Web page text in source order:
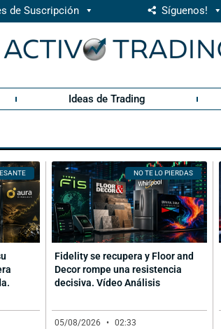
de Suscripción Síguenos!
Ideas de Trading
NO TE LO PIERDAS
Fidelity se recupera y Floor and
Decor rompe una resistencia
decisiva. Vídeo Análisis
05/08/2026 02:33